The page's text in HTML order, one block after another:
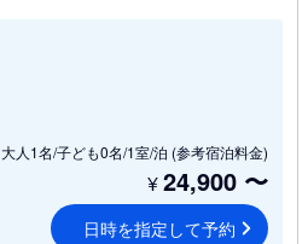
大人1名/子ども0名/1室/泊 (参考宿泊料金)
¥24,900 〜
日時を指定して予約